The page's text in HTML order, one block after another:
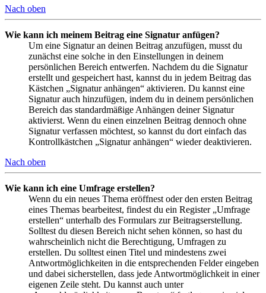
Nach oben
Wie kann ich meinem Beitrag eine Signatur anfügen?
Um eine Signatur an deinen Beitrag anzufügen, musst du
zunächst eine solche in den Einstellungen in deinem
persönlichen Bereich entwerfen. Nachdem du die Signatur
erstellt und gespeichert hast, kannst du in jedem Beitrag das
Kästchen „Signatur anhängen“ aktivieren. Du kannst eine
Signatur auch hinzufügen, indem du in deinem persönlichen
Bereich das standardmäßige Anhängen deiner Signatur
aktivierst. Wenn du einen einzelnen Beitrag dennoch ohne
Signatur verfassen möchtest, so kannst du dort einfach das
Kontrollkästchen „Signatur anhängen“ wieder deaktivieren.
Nach oben
Wie kann ich eine Umfrage erstellen?
Wenn du ein neues Thema eröffnest oder den ersten Beitrag
eines Themas bearbeitest, findest du ein Register „Umfrage
erstellen“ unterhalb des Formulars zur Beitragserstellung.
Solltest du diesen Bereich nicht sehen können, so hast du
wahrscheinlich nicht die Berechtigung, Umfragen zu
erstellen. Du solltest einen Titel und mindestens zwei
Antwortmöglichkeiten in die entsprechenden Felder eingeben
und dabei sicherstellen, dass jede Antwortmöglichkeit in einer
eigenen Zeile steht. Du kannst auch unter